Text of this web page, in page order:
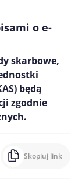
o e-
skarbowe,
będą
zgodnie
Skopiuj link